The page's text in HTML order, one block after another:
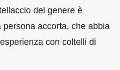
del genere è
accorta, che abbia
con coltelli di